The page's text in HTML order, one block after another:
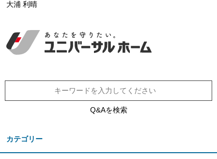
大浦 利晴
Q&Aを検索
カテゴリー